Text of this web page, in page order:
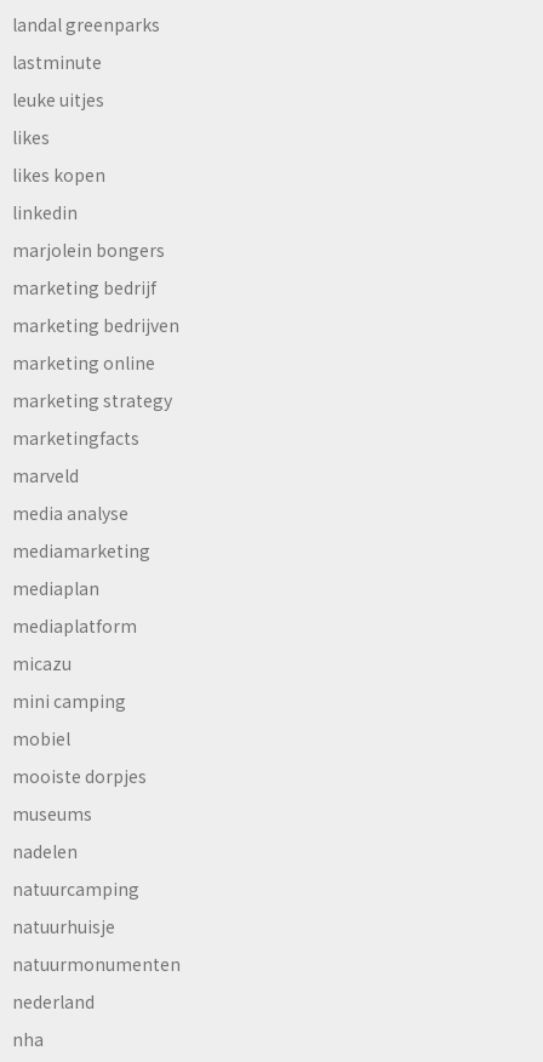
landal greenparks
lastminute
leuke uitjes
likes
likes kopen
linkedin
marjolein bongers
marketing bedrijf
marketing bedrijven
marketing online
marketing strategy
marketingfacts
marveld
media analyse
mediamarketing
mediaplan
mediaplatform
micazu
mini camping
mobiel
mooiste dorpjes
museums
nadelen
natuurcamping
natuurhuisje
natuurmonumenten
nederland
nha